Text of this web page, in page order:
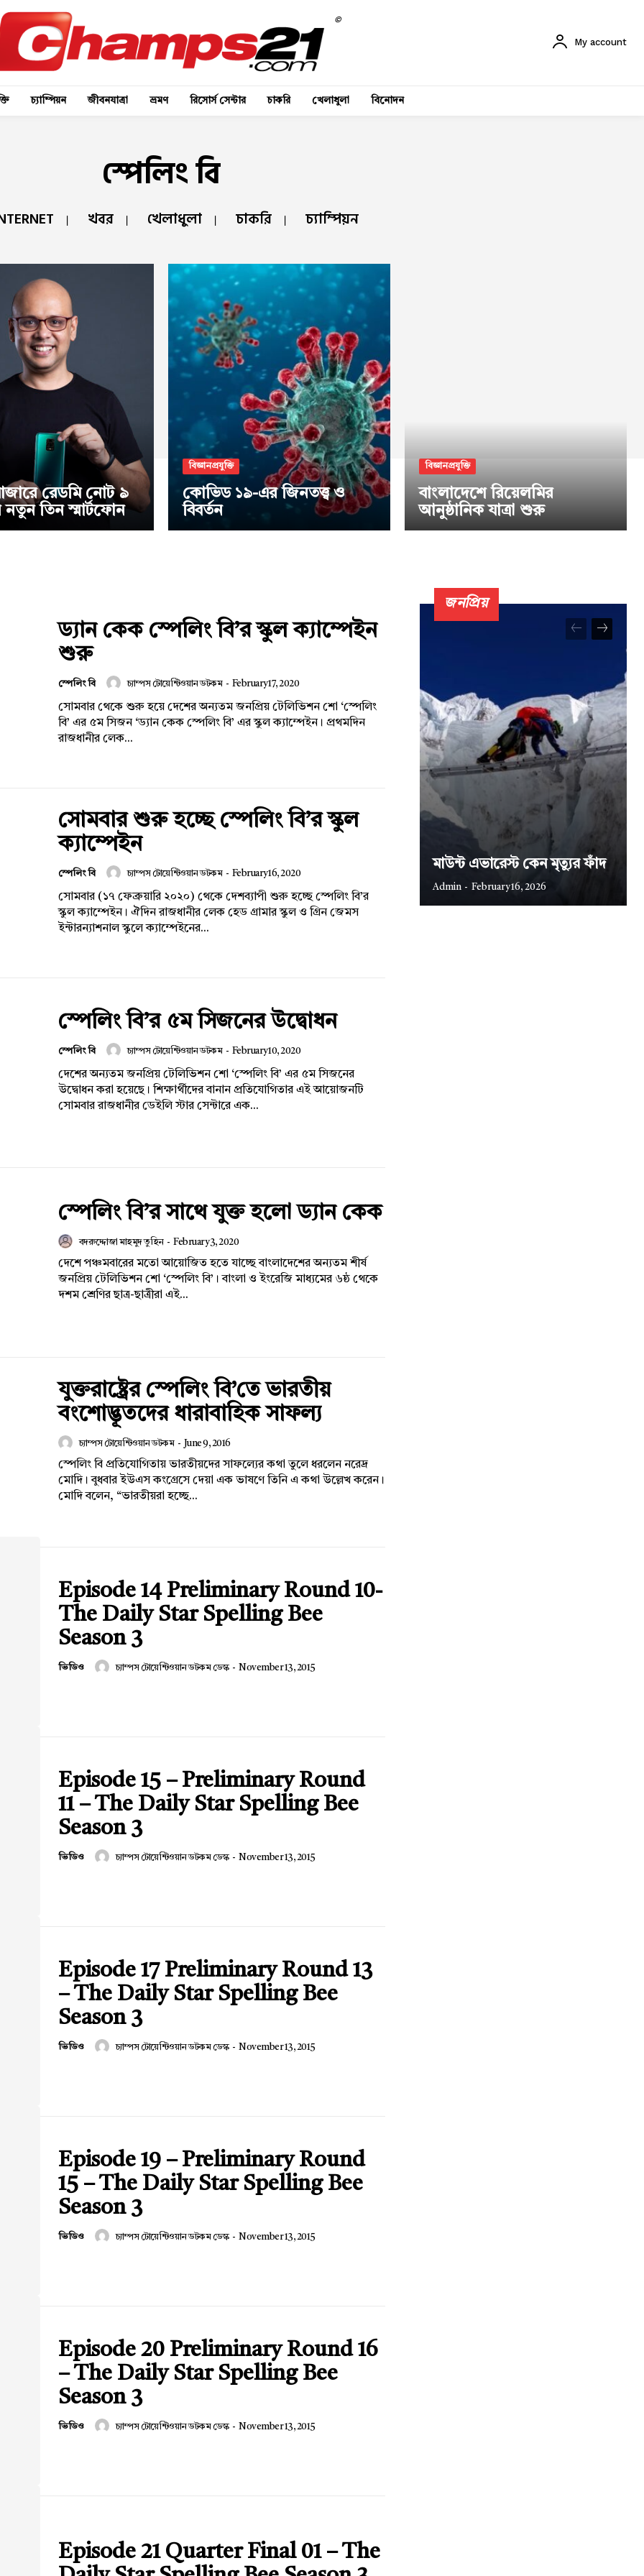
Company
About
Contact us
Subscription Plans
My account
©
My account
চ্যাম্পিয়ন জীবনযাত্রা ভ্রমণ রিসোর্স সেন্টার চাকরি খেলাধুলা বিনোদন
স্পেলিং বি
খবর খেলাধুলা চাকরি চ্যাম্পিয়ন
রেডমি নোট ৯
নতুন তিন স্মার্টফোন
বিজ্ঞানপ্রযুক্তি
কোভিড ১৯-এর জিনতত্ত্ব ও
বিবর্তন
বিজ্ঞানপ্রযুক্তি
বাংলাদেশে রিয়েলমির
আনুষ্ঠানিক যাত্রা শুরু
ড্যান কেক স্পেলিং বি’র স্কুল ক্যাম্পেইন
শুরু
স্পেলিং বি চ্যাম্পস টোয়েন্টিওয়ান ডটকম - February 17, 2020
সোমবার থেকে শুরু হয়ে দেশের অন্যতম জনপ্রিয় টেলিভিশন শো ‘স্পেলিং
বি’ এর ৫ম সিজন ‘ড্যান কেক স্পেলিং বি’ এর স্কুল ক্যাম্পেইন। প্রথমদিন
রাজধানীর লেক...
সোমবার শুরু হচ্ছে স্পেলিং বি’র স্কুল
ক্যাম্পেইন
স্পেলিং বি চ্যাম্পস টোয়েন্টিওয়ান ডটকম - February 16, 2020
সোমবার (১৭ ফেব্রুয়ারি ২০২০) থেকে দেশব্যাপী শুরু হচ্ছে স্পেলিং বি’র
স্কুল ক্যাম্পেইন। ঐদিন রাজধানীর লেক হেড গ্রামার স্কুল ও গ্রিন জেমস
ইন্টারন্যাশনাল স্কুলে ক্যাম্পেইনের...
স্পেলিং বি’র ৫ম সিজনের উদ্বোধন
স্পেলিং বি চ্যাম্পস টোয়েন্টিওয়ান ডটকম - February 10, 2020
দেশের অন্যতম জনপ্রিয় টেলিভিশন শো ‘স্পেলিং বি’ এর ৫ম সিজনের
উদ্বোধন করা হয়েছে। শিক্ষার্থীদের বানান প্রতিযোগিতার এই আয়োজনটি
সোমবার রাজধানীর ডেইলি স্টার সেন্টারে এক...
স্পেলিং বি’র সাথে যুক্ত হলো ড্যান কেক
বদরুদ্দোজা মাহমুদ তুহিন - February 3, 2020
দেশে পঞ্চমবারের মতো আয়োজিত হতে যাচ্ছে বাংলাদেশের অন্যতম শীর্ষ
জনপ্রিয় টেলিভিশন শো ‘স্পেলিং বি’। বাংলা ও ইংরেজি মাধ্যমের ৬ষ্ঠ থেকে
দশম শ্রেণির ছাত্র-ছাত্রীরা এই...
যুক্তরাষ্ট্রের স্পেলিং বি’তে ভারতীয়
বংশোদ্ভূতদের ধারাবাহিক সাফল্য
চ্যাম্পস টোয়েন্টিওয়ান ডটকম - June 9, 2016
স্পেলিং বি প্রতিযোগিতায় ভারতীয়দের সাফল্যের কথা তুলে ধরলেন নরেদ্র
মোদি। বুধবার ইউএস কংগ্রেসে দেয়া এক ভাষণে তিনি এ কথা উল্লেখ করেন।
মোদি বলেন, “ভারতীয়রা হচ্ছে...
Episode 14 Preliminary Round 10-
The Daily Star Spelling Bee
Season 3
ভিডিও চ্যাম্পস টোয়েন্টিওয়ান ডটকম ডেস্ক - November 13, 2015
Episode 15 – Preliminary Round
11 – The Daily Star Spelling Bee
Season 3
ভিডিও চ্যাম্পস টোয়েন্টিওয়ান ডটকম ডেস্ক - November 13, 2015
Episode 17 Preliminary Round 13
– The Daily Star Spelling Bee
Season 3
ভিডিও চ্যাম্পস টোয়েন্টিওয়ান ডটকম ডেস্ক - November 13, 2015
Episode 19 – Preliminary Round
15 – The Daily Star Spelling Bee
Season 3
ভিডিও চ্যাম্পস টোয়েন্টিওয়ান ডটকম ডেস্ক - November 13, 2015
Episode 20 Preliminary Round 16
– The Daily Star Spelling Bee
Season 3
ভিডিও চ্যাম্পস টোয়েন্টিওয়ান ডটকম ডেস্ক - November 13, 2015
Episode 21 Quarter Final 01 – The
জনপ্রিয়
মাউন্ট এভারেস্ট কেন মৃত্যুর ফাঁদ
Admin - February 16, 2026